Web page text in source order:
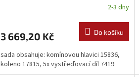
2-3 dny
3 669,20 Kč Do košíku
sada obsahuje: komínovou hlavici 15836,
koleno 17815, 5x vystřeďovací díl 7419